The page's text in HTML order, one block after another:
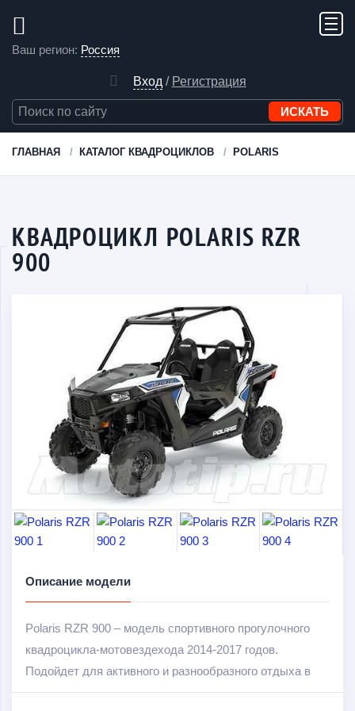
Ваш регион: Россия
Вход / Регистрация
ГЛАВНАЯ КАТАЛОГ КВАДРОЦИКЛОВ POLARIS
КВАДРОЦИКЛ POLARIS RZR
900
Описание модели
Polaris RZR 900 – модель спортивного прогулочного
квадроцикла-мотовездехода 2014-2017 годов.
Подойдет для активного и разнообразного отдыха в
процессе автопрогулок по городу или езды по